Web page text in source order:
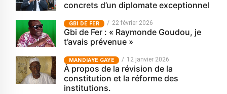
concrets d’un diplomate exceptionnel
GBI DE FER 22 février 2026
Gbi de Fer : « Raymonde Goudou, je
t’avais prévenue »
MANDIAYE GAYE 12 janvier 2026
À propos de la révision de la
constitution et la réforme des
institutions.